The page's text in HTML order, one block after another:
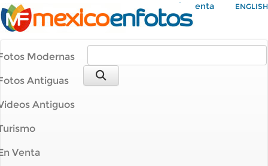
Mi Cuenta ENGLISH
Modernas
Antiguas
Antiguos
Venta